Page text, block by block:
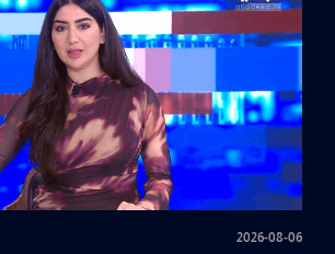
2026-08-06